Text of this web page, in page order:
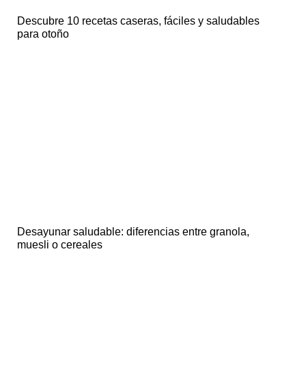
Descubre 10 recetas caseras, fáciles y saludables
para otoño
Desayunar saludable: diferencias entre granola,
muesli o cereales